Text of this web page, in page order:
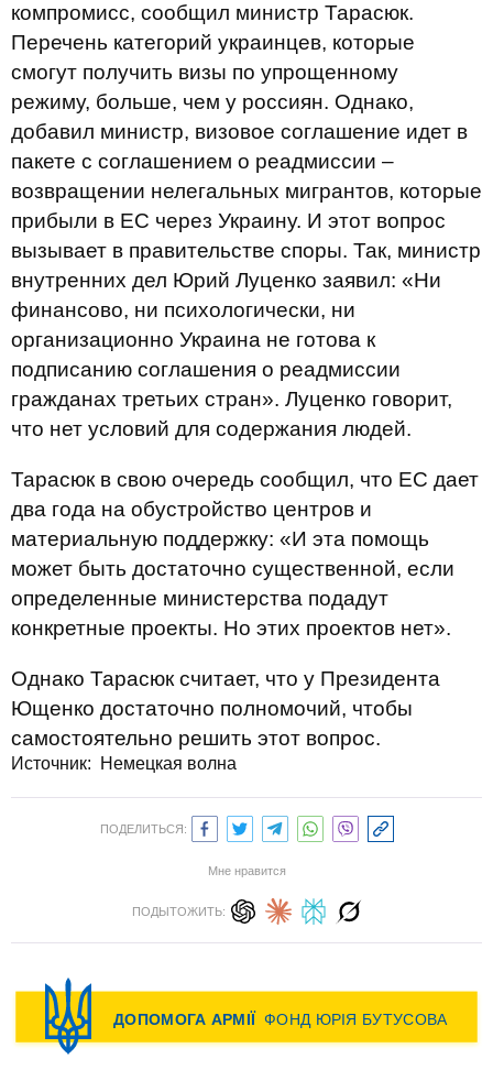
компромисс, сообщил министр Тарасюк.
Перечень категорий украинцев, которые
смогут получить визы по упрощенному
режиму, больше, чем у россиян. Однако,
добавил министр, визовое соглашение идет в
пакете с соглашением о реадмиссии –
возвращении нелегальных мигрантов, которые
прибыли в ЕС через Украину. И этот вопрос
вызывает в правительстве споры. Так, министр
внутренних дел Юрий Луценко заявил: «Ни
финансово, ни психологически, ни
организационно Украина не готова к
подписанию соглашения о реадмиссии
гражданах третьих стран». Луценко говорит,
что нет условий для содержания людей.
Тарасюк в свою очередь сообщил, что ЕС дает
два года на обустройство центров и
материальную поддержку: «И эта помощь
может быть достаточно существенной, если
определенные министерства подадут
конкретные проекты. Но этих проектов нет».
Однако Тарасюк считает, что у Президента
Ющенко достаточно полномочий, чтобы
самостоятельно решить этот вопрос.
Источник: Немецкая волна
ПОДЕЛИТЬСЯ:
Мне нравится
ПОДЫТОЖИТЬ: